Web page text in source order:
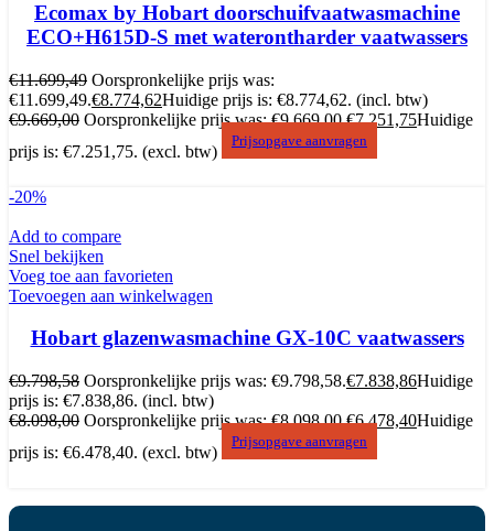
Ecomax by Hobart doorschuifvaatwasmachine
ECO+H615D-S met waterontharder vaatwassers
€11.699,49 Oorspronkelijke prijs was:
€11.699,49.€8.774,62Huidige prijs is: €8.774,62. (incl. btw)
€9.669,00 Oorspronkelijke prijs was: €9.669,00.€7.251,75Huidige
prijs is: €7.251,75. (excl. btw)
Prijsopgave aanvragen
-20%
Add to compare
Snel bekijken
Voeg toe aan favorieten
Toevoegen aan winkelwagen
Hobart glazenwasmachine GX-10C vaatwassers
€9.798,58 Oorspronkelijke prijs was: €9.798,58.€7.838,86Huidige
prijs is: €7.838,86. (incl. btw)
€8.098,00 Oorspronkelijke prijs was: €8.098,00.€6.478,40Huidige
prijs is: €6.478,40. (excl. btw)
Prijsopgave aanvragen